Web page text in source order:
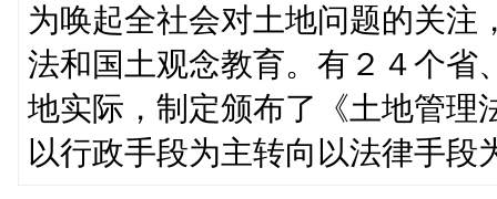
为唤起全社会对土地问题的关注
法和国土观念教育。有２４个省
地实际，制定颁布了《土地管理
以行政手段为主转向以法律手段